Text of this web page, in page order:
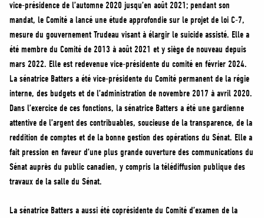
vice-présidence de l’automne 2020 jusqu’en août 2021; pendant son
mandat, le Comité a lancé une étude approfondie sur le projet de loi C-7,
mesure du gouvernement Trudeau visant à élargir le suicide assisté. Elle a
été membre du Comité de 2013 à août 2021 et y siège de nouveau depuis
mars 2022. Elle est redevenue vice-présidente du comité en février 2024.
La sénatrice Batters a été vice-présidente du Comité permanent de la régie
interne, des budgets et de l’administration de novembre 2017 à avril 2020.
Dans l’exercice de ces fonctions, la sénatrice Batters a été une gardienne
attentive de l’argent des contribuables, soucieuse de la transparence, de la
reddition de comptes et de la bonne gestion des opérations du Sénat. Elle a
fait pression en faveur d’une plus grande ouverture des communications du
Sénat auprès du public canadien, y compris la télédiffusion publique des
travaux de la salle du Sénat.
La sénatrice Batters a aussi été coprésidente du Comité d’examen de la